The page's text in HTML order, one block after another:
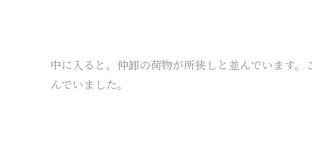
中に入ると、仲卸の荷物が所狭しと並んでいます
んでいました。